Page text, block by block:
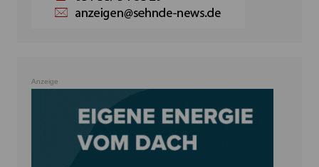
Anzeige